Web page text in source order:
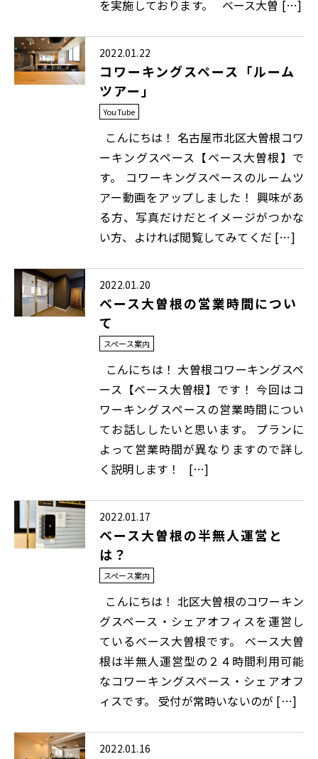
を実施しております。 ベース大曽 […]
2022.01.22
コワーキングスペース「ルーム
ツアー」
YouTube
こんにちは！ 名古屋市北区大曽根コワ
ーキングスペース【ベース大曽根】で
す。 コワーキングスペースのルームツ
アー動画をアップしました！ 興味があ
る方、写真だけだとイメージがつかな
い方、よければ閲覧してみてくだ […]
2022.01.20
ベース大曽根の営業時間につい
て
スペース案内
こんにちは！ 大曽根コワーキングスペ
ース【ベース大曽根】です！ 今回はコ
ワーキングスペースの営業時間につい
てお話ししたいと思います。 プランに
よって営業時間が異なりますので詳し
く説明します！ […]
2022.01.17
ベース大曽根の半無人運営と
は？
スペース案内
こんにちは！ 北区大曽根のコワーキン
グスペース・シェアオフィスを運営し
ているベース大曽根です。 ベース大曽
根は半無人運営型の２４時間利用可能
なコワーキングスペース・シェアオフ
ィスです。 受付が常時いないのが […]
2022.01.16